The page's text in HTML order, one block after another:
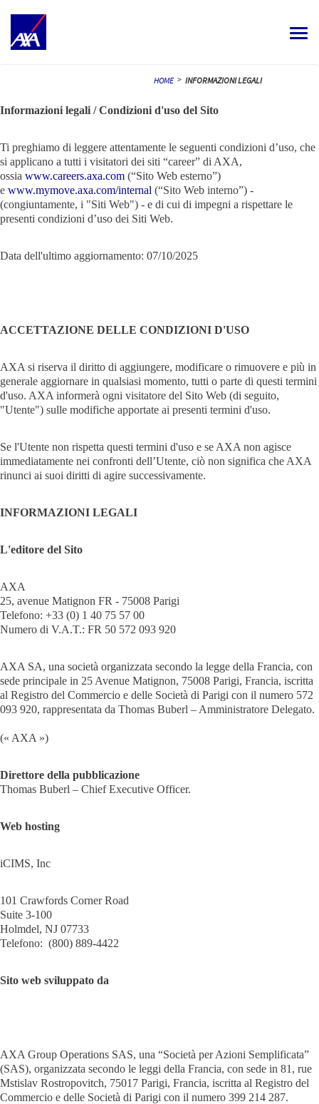
Toggle
YOUR CAREER
MEET OUR PEOPLE
MY APPLICATIONS MY PROFILE ITALIANO
HOME > INFORMAZIONI LEGALI
Informazioni legali / Condizioni d'uso del Sito
Ti preghiamo di leggere attentamente le seguenti condizioni d’uso, che
si applicano a tutti i visitatori dei siti “career” di AXA,
ossia www.careers.axa.com (“Sito Web esterno”)
e www.mymove.axa.com/internal (“Sito Web interno”) -
(congiuntamente, i "Siti Web") - e di cui di impegni a rispettare le
presenti condizioni d’uso dei Siti Web.
Data dell'ultimo aggiornamento: 07/10/2025
ACCETTAZIONE DELLE CONDIZIONI D'USO
AXA si riserva il diritto di aggiungere, modificare o rimuovere e più in
generale aggiornare in qualsiasi momento, tutti o parte di questi termini
d'uso. AXA informerà ogni visitatore del Sito Web (di seguito,
"Utente") sulle modifiche apportate ai presenti termini d'uso.
Se l'Utente non rispetta questi termini d'uso e se AXA non agisce
immediatamente nei confronti dell’Utente, ciò non significa che AXA
rinunci ai suoi diritti di agire successivamente.
INFORMAZIONI LEGALI
L'editore del Sito
AXA
25, avenue Matignon FR - 75008 Parigi
Telefono: +33 (0) 1 40 75 57 00
Numero di V.A.T.: FR 50 572 093 920
AXA SA, una società organizzata secondo la legge della Francia, con
sede principale in 25 Avenue Matignon, 75008 Parigi, Francia, iscritta
al Registro del Commercio e delle Società di Parigi con il numero 572
093 920, rappresentata da Thomas Buberl – Amministratore Delegato.
(« AXA »)
Direttore della pubblicazione
Thomas Buberl – Chief Executive Officer.
Web hosting
iCIMS, Inc
101 Crawfords Corner Road
Suite 3-100
Holmdel, NJ 07733
Telefono: (800) 889-4422
Sito web sviluppato da
AXA Group Operations SAS, una “Società per Azioni Semplificata”
(SAS), organizzata secondo le leggi della Francia, con sede in 81, rue
Mstislav Rostropovitch, 75017 Parigi, Francia, iscritta al Registro del
Commercio e delle Società di Parigi con il numero 399 214 287.